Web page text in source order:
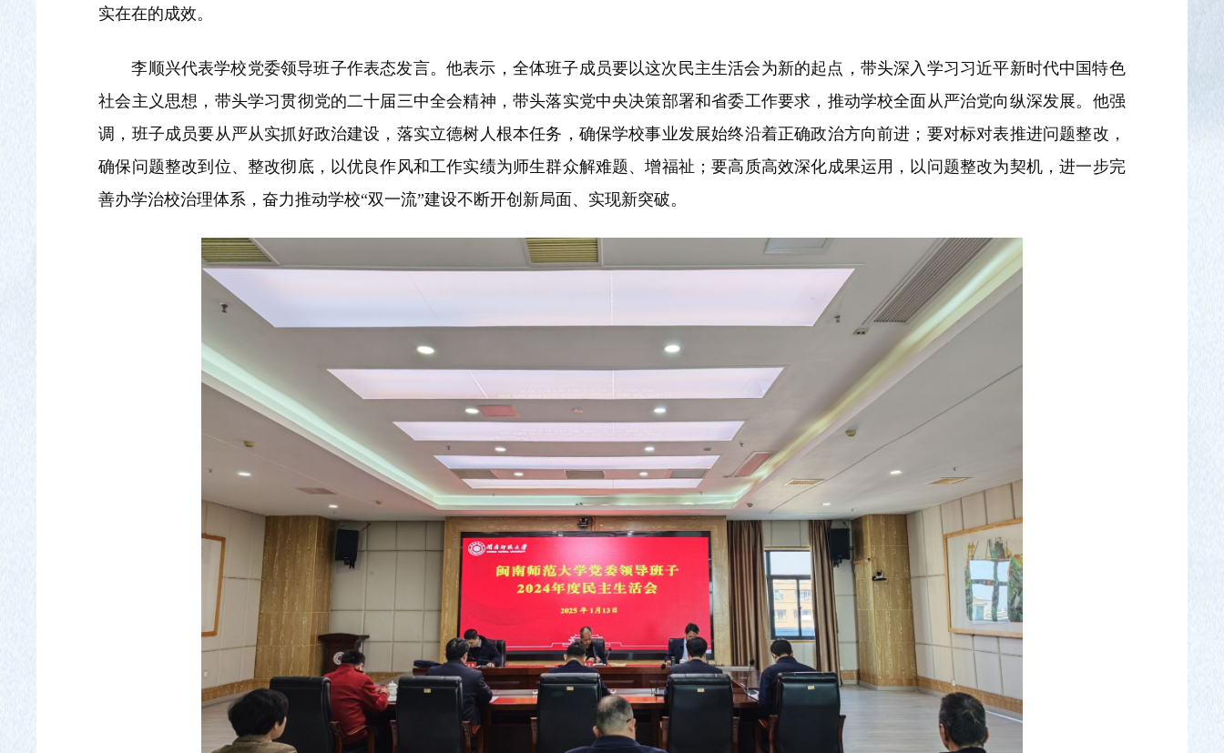
实在在的成效。
李顺兴代表学校党委领导班子作表态发言。他表示，全体班子成员要以这次民主生活会为新的起点，带头深入学习习近平新时代中国特色
社会主义思想，带头学习贯彻党的二十届三中全会精神，带头落实党中央决策部署和省委工作要求，推动学校全面从严治党向纵深发展。他强
调，班子成员要从严从实抓好政治建设，落实立德树人根本任务，确保学校事业发展始终沿着正确政治方向前进；要对标对表推进问题整改，
确保问题整改到位、整改彻底，以优良作风和工作实绩为师生群众解难题、增福祉；要高质高效深化成果运用，以问题整改为契机，进一步完
善办学治校治理体系，奋力推动学校“双一流”建设不断开创新局面、实现新突破。